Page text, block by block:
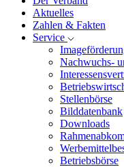
Aktuelles
Zahlen & Fakten
Service
Nachwuchs-
Stellenbörse
Bilddatenbank
Downloads
Betriebsbörse